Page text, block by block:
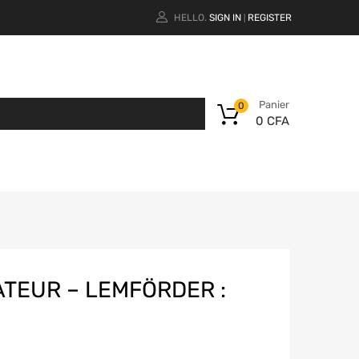
HELLO. SIGN IN REGISTER
Panier
0 CFA
0
– LEMFÖRDER :